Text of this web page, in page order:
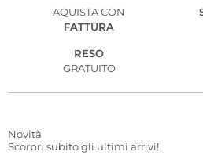
AQUISTACON
FATTURA
RESO
GRATUITO
Novità
Scorpri subito gli ultimi arrivi!